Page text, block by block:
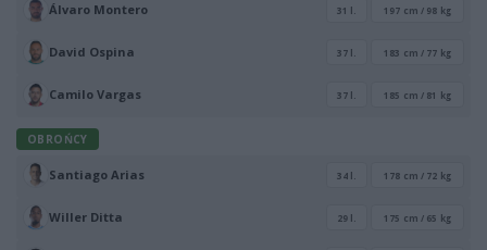
Álvaro Montero 31 l. 197 cm / 98 kg
David Ospina 37 l. 183 cm / 77 kg
Camilo Vargas 37 l. 185 cm / 81 kg
OBROŃCY
Santiago Arias 34 l. 178 cm / 72 kg
Willer Ditta 29 l. 175 cm / 65 kg